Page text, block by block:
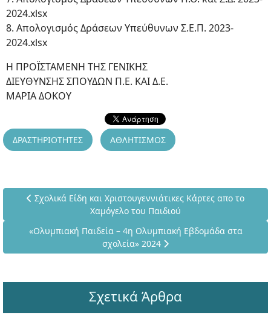
2024.xlsx
8. Απολογισμός Δράσεων Υπεύθυνων Σ.Ε.Π. 2023-
2024.xlsx
H ΠΡΟΪΣΤΑΜΕΝH ΤΗΣ ΓΕΝIKHΣ
ΔΙΕΥΘΥΝΣΗΣ ΣΠΟΥΔΩΝ Π.Ε. ΚΑΙ Δ.Ε.
ΜΑΡΙΑ ΔΟΚΟΥ
ΔΡΑΣΤΗΡΙΟΤΗΤΕΣ ΑΘΛΗΤΙΣΜΟΣ
Προηγούμενο άρθρο: Σχολικά Είδη και
Σχολικά Είδη και Χριστουγεννιάτικες Κάρτες απο το
Χαμόγελο του Παιδιού
Επόμενο άρθρο: «Ολυμπιακή Παιδεία – 4η Ολυμπιακή
«Ολυμπιακή Παιδεία – 4η Ολυμπιακή Εβδομάδα στα
σχολεία» 2024
Σχετικά Άρθρα